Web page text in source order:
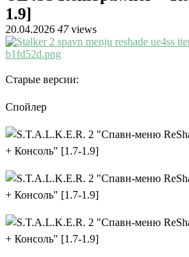
1.9]
20.04.2026 47views
Старые версии:
Спойлер